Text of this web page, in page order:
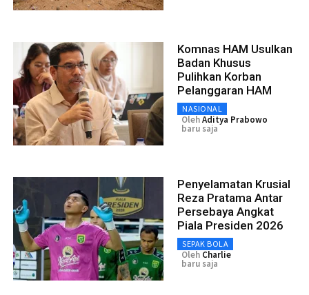
Komnas HAM Usulkan
Badan Khusus
Pulihkan Korban
Pelanggaran HAM
NASIONAL
OlehAditya Prabowo
baru saja
Penyelamatan Krusial
Reza Pratama Antar
Persebaya Angkat
Piala Presiden 2026
SEPAK BOLA
Oleh Charlie
baru saja